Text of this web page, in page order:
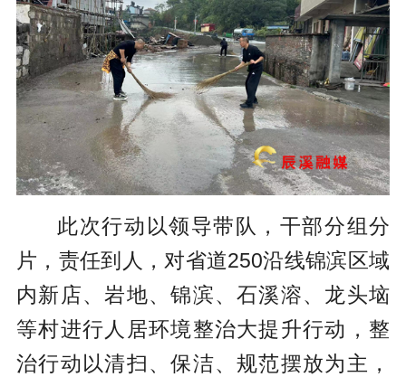
此次行动以领导带队，干部分组分
片，责任到人，对省道250沿线锦滨区域
内新店、岩地、锦滨、石溪溶、龙头垴
等村进行人居环境整治大提升行动，整
治行动以清扫、保洁、规范摆放为主，